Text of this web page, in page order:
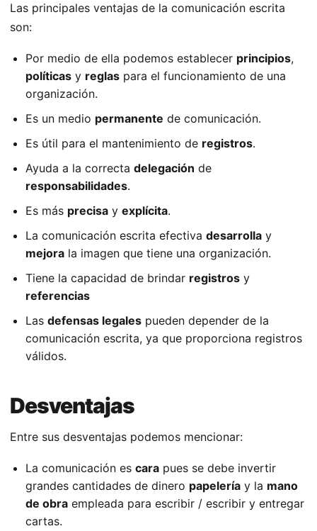
Las principales ventajas de la comunicación escrita
son:
Por medio de ella podemos establecer principios,
políticas y reglas para el funcionamiento de una
organización.
Es un medio permanente de comunicación.
Es útil para el mantenimiento de registros.
Ayuda a la correcta delegación de
responsabilidades.
Es más precisa y explícita.
La comunicación escrita efectiva desarrolla y
mejora la imagen que tiene una organización.
Tiene la capacidad de brindar registros y
referencias
Las defensas legales pueden depender de la
comunicación escrita, ya que proporciona registros
válidos.
Desventajas
Entre sus desventajas podemos mencionar:
La comunicación es cara pues se debe invertir
grandes cantidades de dinero papelería y la mano
de obra empleada para escribir / escribir y entregar
cartas.